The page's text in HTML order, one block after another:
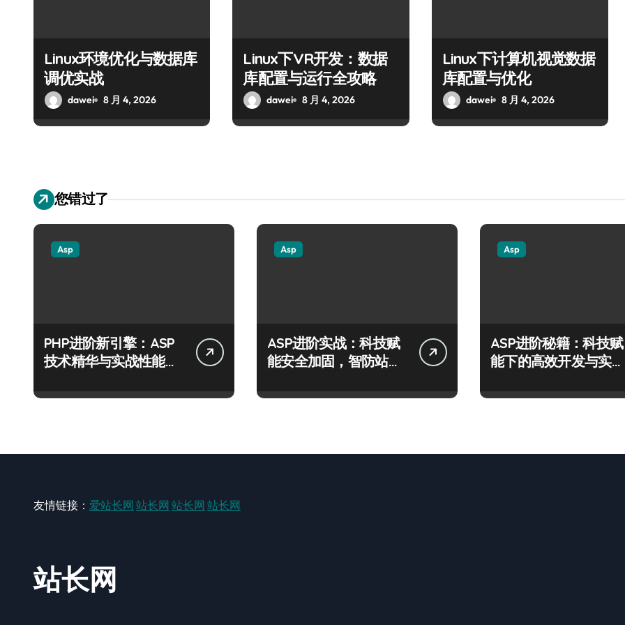
Linux环境优化与数据库
调优实战
dawei 8 月 4, 2026
Linux下VR开发：数据
库配置与运行全攻略
dawei 8 月 4, 2026
Linux下计算机视觉数据
库配置与优化
dawei 8 月 4, 2026
您错过了
Asp
PHP进阶新引擎：ASP
技术精华与实战性能优
Asp
ASP进阶实战：科技赋
能安全加固，智防站长
Asp
ASP进阶秘籍：科技赋
能下的高效开发与实战
友情链接： 爱站长网 站长网 站长网 站长网
站长网